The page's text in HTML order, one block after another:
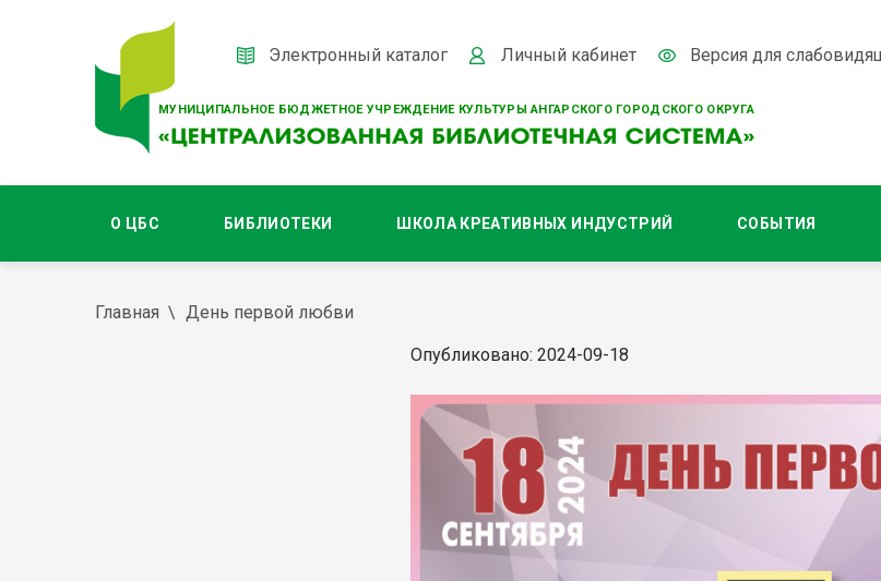
МУНИЦИПАЛЬНОЕ БЮДЖЕТНОЕ УЧРЕЖДЕНИЕ КУЛЬТУРЫ АНГАРСКОГО ГОРОДСКОГО ОКРУГА
Электронный каталог Личный кабинет Версия для
О ЦБС БИБЛИОТЕКИ ШКОЛА КРЕАТИВНЫХ ИНДУСТРИЙ СОБЫТИЯ
Главная День первой любви
Опубликовано: 2024-09-18